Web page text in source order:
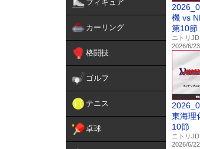
フィギュア
カーリング
格闘技
ゴルフ
テニス
卓球
機 vs
第10節
ニトリ
2026/6/
東海理
10節
ニトリ
2026/6/